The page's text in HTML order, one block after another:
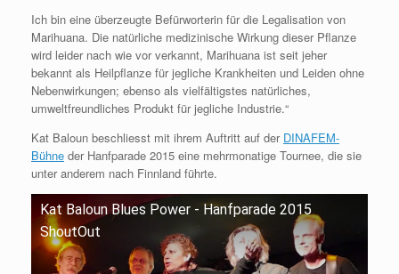
Ich bin eine überzeugte Befürworterin für die Legalisation von
Marihuana. Die natürliche medizinische Wirkung dieser Pflanze
wird leider nach wie vor verkannt, Marihuana ist seit jeher
bekannt als Heilpflanze für jegliche Krankheiten und Leiden ohne
Nebenwirkungen; ebenso als vielfältigstes natürliches,
umweltfreundliches Produkt für jegliche Industrie.“
Kat Baloun beschliesst mit ihrem Auftritt auf der DINAFEM-
Bühne der Hanfparade 2015 eine mehrmonatige Tournee, die sie
unter anderem nach Finnland führte.
Kat Baloun Blues Power - Hanfparade 2015
ShoutOut